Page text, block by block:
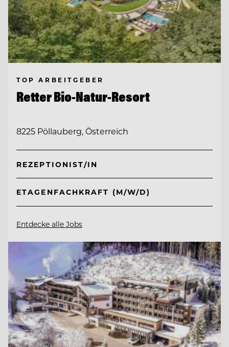
TOP ARBEITGEBER
Retter Bio-Natur-Resort
8225 Pöllauberg, Österreich
REZEPTIONIST/IN
ETAGENFACHKRAFT (M/W/D)
Entdecke alle Jobs